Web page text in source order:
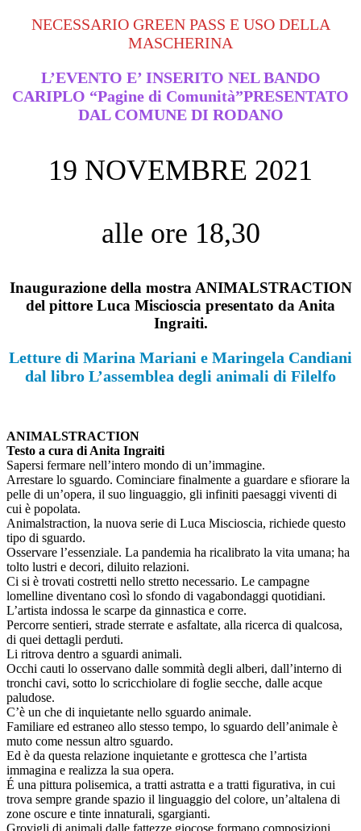
NECESSARIO GREEN PASS E USO DELLA
MASCHERINA
L’EVENTO E’ INSERITO NEL BANDO
CARIPLO “Pagine di Comunità”PRESENTATO
DAL COMUNE DI RODANO
19 NOVEMBRE 2021
alle ore 18,30
Inaugurazione della mostra ANIMALSTRACTION
del pittore Luca Miscioscia presentato da Anita
Ingraiti.
Letture di Marina Mariani e Maringela Candiani
dal libro L’assemblea degli animali di Filelfo
ANIMALSTRACTION
Testo a cura di Anita Ingraiti
Sapersi fermare nell’intero mondo di un’immagine.
Arrestare lo sguardo. Cominciare finalmente a guardare e sfiorare la
pelle di un’opera, il suo linguaggio, gli infiniti paesaggi viventi di
cui è popolata.
Animalstraction, la nuova serie di Luca Miscioscia, richiede questo
tipo di sguardo.
Osservare l’essenziale. La pandemia ha ricalibrato la vita umana; ha
tolto lustri e decori, diluito relazioni.
Ci si è trovati costretti nello stretto necessario. Le campagne
lomelline diventano così lo sfondo di vagabondaggi quotidiani.
L’artista indossa le scarpe da ginnastica e corre.
Percorre sentieri, strade sterrate e asfaltate, alla ricerca di qualcosa,
di quei dettagli perduti.
Li ritrova dentro a sguardi animali.
Occhi cauti lo osservano dalle sommità degli alberi, dall’interno di
tronchi cavi, sotto lo scricchiolare di foglie secche, dalle acque
paludose.
C’è un che di inquietante nello sguardo animale.
Familiare ed estraneo allo stesso tempo, lo sguardo dell’animale è
muto come nessun altro sguardo.
Ed è da questa relazione inquietante e grottesca che l’artista
immagina e realizza la sua opera.
É una pittura polisemica, a tratti astratta e a tratti figurativa, in cui
trova sempre grande spazio il linguaggio del colore, un’altalena di
zone oscure e tinte innaturali, sgargianti.